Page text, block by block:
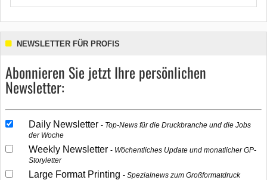
NEWSLETTER FÜR PROFIS
Abonnieren Sie jetzt Ihre persönlichen
Newsletter:
Daily Newsletter
Top-News für die Druckbranche und die Jobs
der Woche
Weekly Newsletter
Wöchentliches Update und monatlicher GP-
Storyletter
Large Format Printing Spezialnews zum Großformatdruck